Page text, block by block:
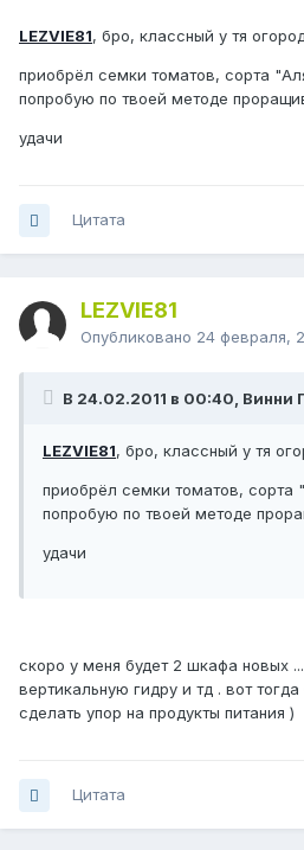
LEZVIE81, бро, классный у тя
приобрёл семки томатов, сорта
попробую по твоей методе
удачи
Цитата
LEZVIE81
Опубликовано 24 февраля,
В 24.02.2011 в 00:40, Винни
LEZVIE81, бро, классный у тя
приобрёл семки томатов,
попробую по твоей методе
удачи
скоро у меня будет 2 шкафа новых
вертикальную гидру и тд . вот
сделать упор на продукты питания )
Цитата